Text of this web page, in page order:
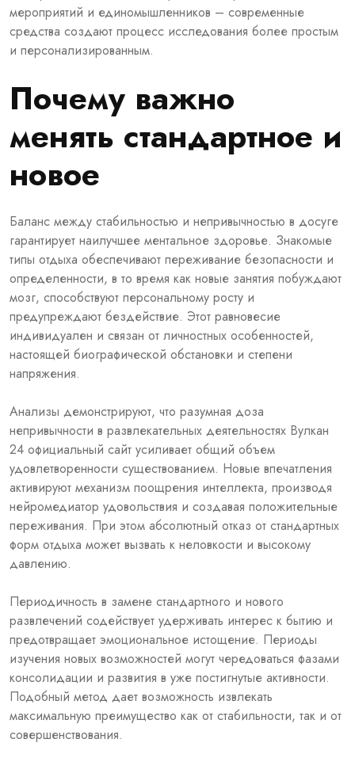
мероприятий и единомышленников – современные
средства создают процесс исследования более простым
и персонализированным.
Почему важно
менять стандартное и
новое
Баланс между стабильностью и непривычностью в досуге
гарантирует наилучшее ментальное здоровье. Знакомые
типы отдыха обеспечивают переживание безопасности и
определенности, в то время как новые занятия побуждают
мозг, способствуют персональному росту и
предупреждают бездействие. Этот равновесие
индивидуален и связан от личностных особенностей,
настоящей биографической обстановки и степени
напряжения.
Анализы демонстрируют, что разумная доза
непривычности в развлекательных деятельностях Вулкан
24 официальный сайт усиливает общий объем
удовлетворенности существованием. Новые впечатления
активируют механизм поощрения интеллекта, производя
нейромедиатор удовольствия и создавая положительные
переживания. При этом абсолютный отказ от стандартных
форм отдыха может вызвать к неловкости и высокому
давлению.
Периодичность в замене стандартного и нового
развлечений содействует удерживать интерес к бытию и
предотвращает эмоциональное истощение. Периоды
изучения новых возможностей могут чередоваться фазами
консолидации и развития в уже постигнутые активности.
Подобный метод дает возможность извлекать
максимальную преимущество как от стабильности, так и от
совершенствования.